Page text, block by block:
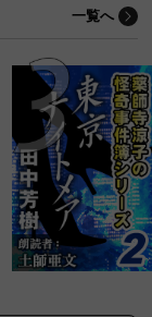
一覧へ